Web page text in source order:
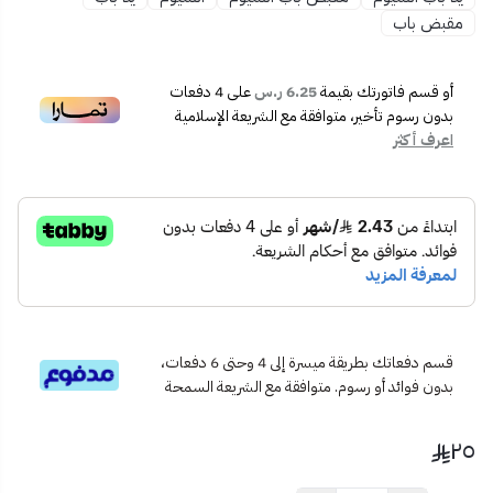
🏗️مصنوعة من الألمنيوم عالي الجودة لمتانة تدوم
🎨لون أبيض أنيق يتماشى مع مختلف ألوان الأبواب
🏢مثالية للمنازل، المكاتب، والمحال التجارية
📦 محتويات المنتج:
1 × يد باب ألمنيوم
🧭 الاستخدام المثالي:
أبواب الألمنيوم الداخلية والخارجية
الأبواب المنزلقة أو المفصلية
مثالية لأبواب الغرف أو المداخل التجارية
💡 نصيحة احترافية:
استخدام مفك براغي كهربائي عند التركيب.
مقبض باب
أو قسم فاتورتك بقيمة6.25 ر.س على4دفعات
بدون رسوم تأخير، متوافقة مع الشريعة الإسلامية
اعرف أكثر
قسم دفعاتك بطريقة ميسرة إلى 4 وحتى 6 دفعات،
بدون فوائد أو رسوم. متوافقة مع الشريعة السمحة
٢٥